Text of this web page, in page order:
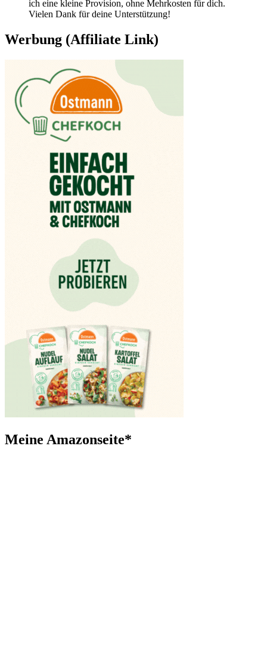
ich eine kleine Provision, ohne Mehrkosten für dich.
Vielen Dank für deine Unterstützung!
Werbung (Affiliate Link)
Meine Amazonseite*